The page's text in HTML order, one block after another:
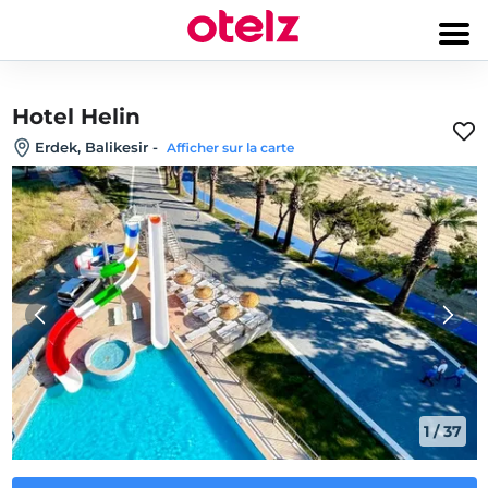
Hotel Helin
Erdek, Balikesir - Afficher sur la carte
1/37